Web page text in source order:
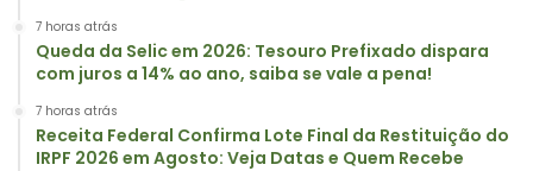
7 horas atrás
Queda da Selic em 2026: Tesouro Prefixado dispara
com juros a 14% ao ano, saiba se vale a pena!
7 horas atrás
Receita Federal Confirma Lote Final da Restituição do
IRPF 2026 em Agosto: Veja Datas e Quem Recebe